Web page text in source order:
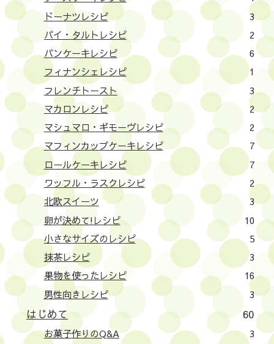
ドーナツレシピ
3
パイ・タルトレシピ
2
パンケーキレシピ
6
フィナンシェレシピ
1
フレンチトースト
3
マカロンレシピ
2
マシュマロ・ギモーヴレシピ
2
マフィンカップケーキレシピ
7
ロールケーキレシピ
7
ワッフル・ラスクレシピ
2
北欧スイーツ
3
卵が決めて!レシピ
10
小さなサイズのレシピ
5
抹茶レシピ
3
果物を使ったレシピ
16
男性向きレシピ
3
はじめて 60
お菓子作りのQ&A
3